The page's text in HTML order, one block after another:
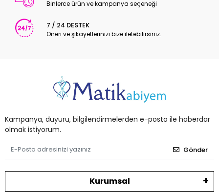
Binlerce ürün ve kampanya seçeneği
7 / 24 DESTEK
Öneri ve şikayetlerinizi bize iletebilirsiniz.
Kampanya, duyuru, bilgilendirmelerden e-posta ile haberdar
olmak istiyorum.
Gönder
Kurumsal